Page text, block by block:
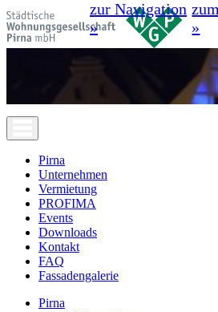
zur Navigation
»
»
Pirna
Unternehmen
Vermietung
PROFIMA
Events
Downloads
Kontakt
FAQ
Fassadengalerie
Pirna